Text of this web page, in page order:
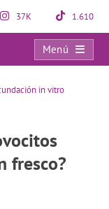
37K 1.610
Menú
in vitro
fresco?